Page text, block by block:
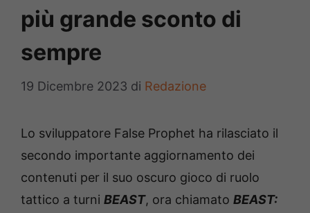
più grande sconto di
sempre
19 Dicembre 2023 di Redazione
Lo sviluppatore False Prophet ha rilasciato il
secondo importante aggiornamento dei
contenuti per il suo oscuro gioco di ruolo
tattico a turni BEAST, ora chiamato BEAST: